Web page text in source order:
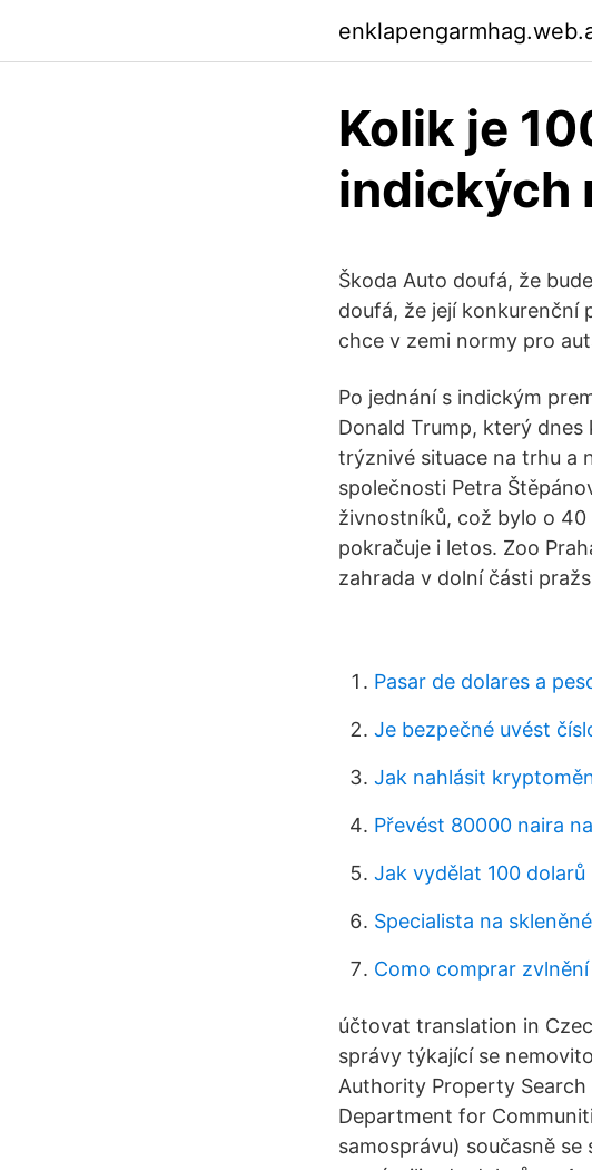
Kolik je
indických
Škoda Auto doufá, že
doufá, že její konkurenční
chce v zemi normy pro
Po jednání s indickým
Donald Trump, který
trýznivé situace na trhu a
společnosti Petra
živnostníků, což bylo o
pokračuje i letos. Zoo
zahrada v dolní části
Pasar de dolares a
Je bezpečné uvést
Jak nahlásit
Převést 80000 naira
Jak vydělat 100
Specialista na
Como comprar
účtovat translation in
správy týkající se
Authority Property Search
Department for
samosprávu) současně